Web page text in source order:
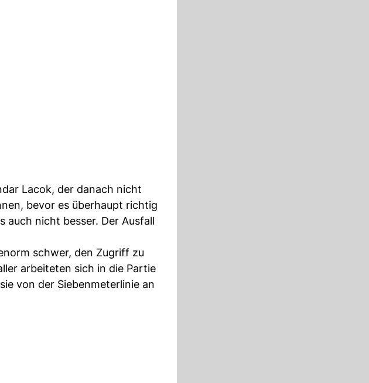
Lacok, der danach nicht
bevor es überhaupt richtig
auch nicht besser. Der Ausfall
schwer, den Zugriff zu
arbeiteten sich in die Partie
von der Siebenmeterlinie an